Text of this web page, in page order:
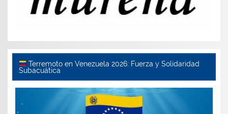
Terremoto en Venezuela 2026: Fuerza y Solidaridad
Subacuática